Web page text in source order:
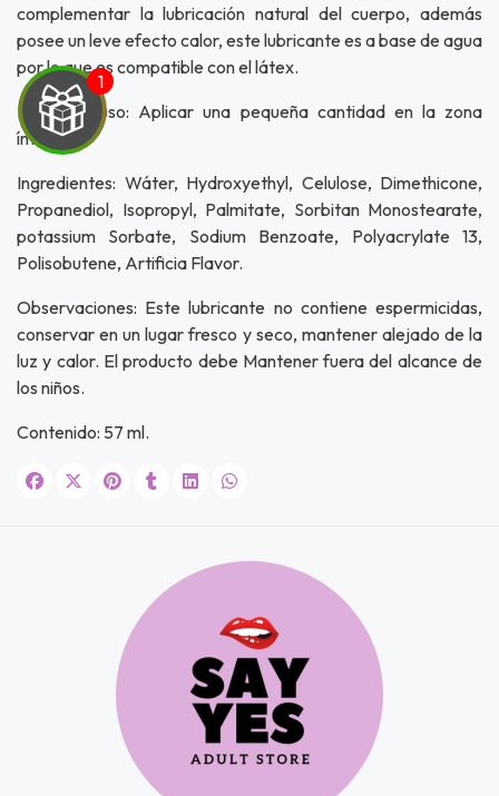
por
premios
complementar la lubricación natural del cuerpo, además
posee un leve efecto calor, este lubricante es a base de agua
por lo que es compatible con el látex.
Modo de uso: Aplicar una pequeña cantidad en la zona
íntima.
Ingredientes: Wáter, Hydroxyethyl, Celulose, Dimethicone,
Propanediol, Isopropyl, Palmitate, Sorbitan Monostearate,
potassium Sorbate, Sodium Benzoate, Polyacrylate 13,
Polisobutene, Artificia Flavor.
Observaciones: Este lubricante no contiene espermicidas,
conservar en un lugar fresco y seco, mantener alejado de la
luz y calor. El producto debe Mantener fuera del alcance de
los niños.
Contenido: 57 ml.